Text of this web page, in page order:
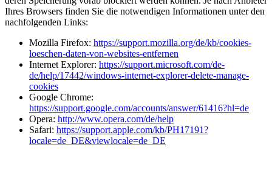
Ihres Browsers finden Sie die notwendigen Informationen unter den
nachfolgenden Links:
Mozilla Firefox: https://support.mozilla.org/de/kb/cookies-
loeschen-daten-von-websites-entfernen
Internet Explorer: https://support.microsoft.com/de-
de/help/17442/windows-internet-explorer-delete-manage-
cookies
Google Chrome:
https://support.google.com/accounts/answer/61416?hl=de
Opera: http://www.opera.com/de/help
Safari: https://support.apple.com/kb/PH17191?
locale=de_DE&viewlocale=de_DE